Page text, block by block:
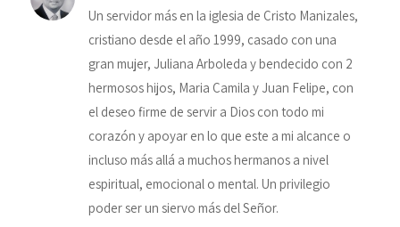
Un servidor más en la iglesia de Cristo Manizales,
cristiano desde el año 1999, casado con una
gran mujer, Juliana Arboleda y bendecido con 2
hermosos hijos, Maria Camila y Juan Felipe, con
el deseo firme de servir a Dios con todo mi
corazón y apoyar en lo que este a mi alcance o
incluso más allá a muchos hermanos a nivel
espiritual, emocional o mental. Un privilegio
poder ser un siervo más del Señor.